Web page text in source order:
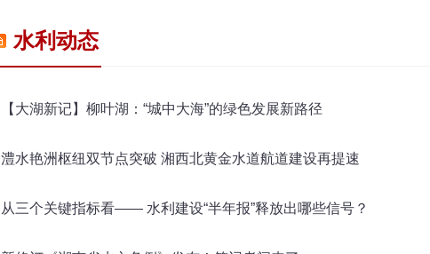
水利动态
【大湖新记】柳叶湖：“城中大海”的绿色发展新路径
澧水艳洲枢纽双节点突破 湘西北黄金水道航道建设再提速
从三个关键指标看—— 水利建设“半年报”释放出哪些信号？